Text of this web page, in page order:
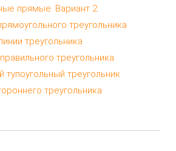
прямые. Вариант 2
треугольника
треугольника
треугольника
треугольник
треугольника